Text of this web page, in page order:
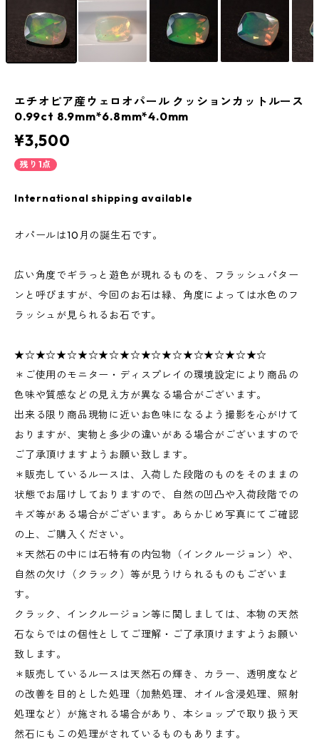
エチオピア産ウェロオパール クッションカットルース
0.99ct 8.9mm*6.8mm*4.0mm
¥3,500
残り1点
International shipping available
オパールは10月の誕生石です。
広い角度でギラっと遊色が現れるものを、フラッシュパター
ンと呼びますが、今回のお石は緑、角度によっては水色のフ
ラッシュが見られるお石です。
★☆★☆★☆★☆★☆★☆★☆★☆★☆★☆★☆★☆
＊ご使用のモニター・ディスプレイの環境設定により商品の
色味や質感などの見え方が異なる場合がございます。
出来る限り商品現物に近いお色味になるよう撮影を心がけて
おりますが、実物と多少の違いがある場合がございますので
ご了承頂けますようお願い致します。
＊販売しているルースは、入荷した段階のものをそのままの
状態でお届けしておりますので、自然の凹凸や入荷段階での
キズ等がある場合がございます。あらかじめ写真にてご確認
の上、ご購入ください。
＊天然石の中には石特有の内包物（インクルージョン）や、
自然の欠け（クラック）等が見うけられるものもございま
す。
クラック、インクルージョン等に関しましては、本物の天然
石ならではの個性としてご理解・ご了承頂けますようお願い
致します。
＊販売しているルースは天然石の輝き、カラー、透明度など
の改善を目的とした処理（加熱処理、オイル含浸処理、照射
処理など）が施される場合があり、本ショップで取り扱う天
然石にもこの処理がされているものもあります。